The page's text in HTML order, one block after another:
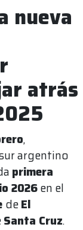
nueva
atrás
,
argentino
primera
2026en el
deEl
Santa Cruz.